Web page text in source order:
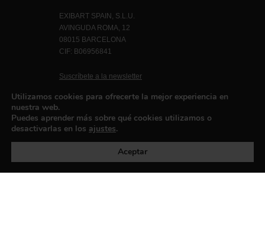
EXIBART SPAIN, S.L.U.
AVINGUDA ROMA, 12
08015 BARCELONA
CIF: B06956841
Suscríbete a la newsletter
Política de privacidad
Utilizamos cookies para ofrecerte la mejor experiencia en
nuestra web.
Puedes aprender más sobre qué cookies utilizamos o
desactivarlas en los ajustes.
Aceptar